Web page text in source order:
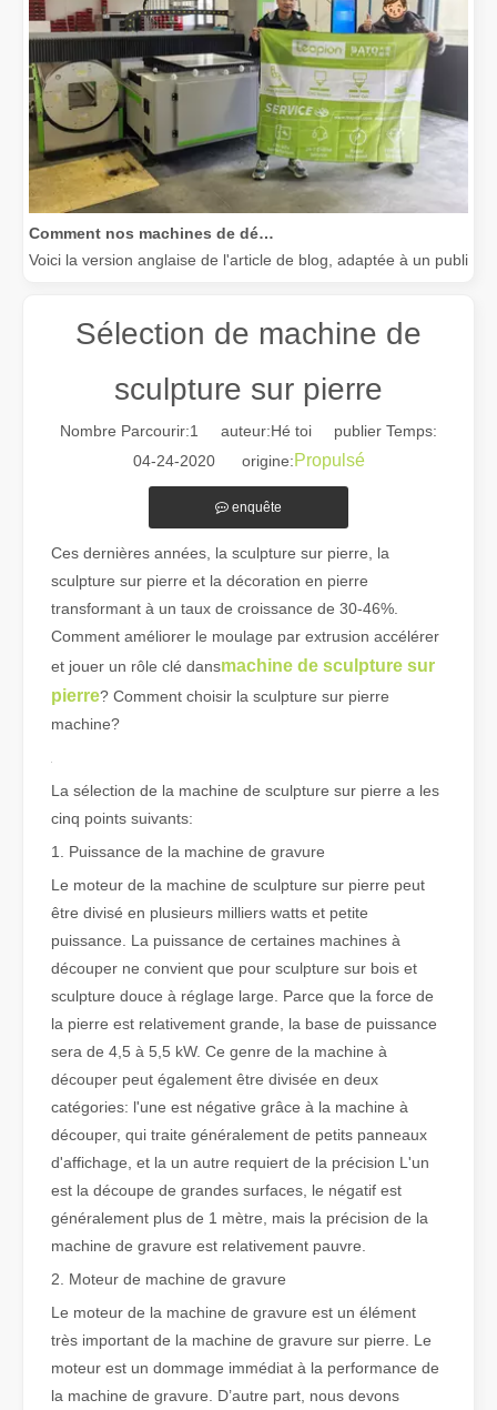
Voici la version anglaise de l'article de blog, adaptée à un public
Guide 2026 : Comment les machines de découpe de tubes au laser à fibre révolutionnent la fabrication de tuyaux
Guide 2026 : Comment les machines de découpe de tubes au
La découpe laser de tubes est une technologie clé dans une
La découpe laser du métal est une méthode de précision
Sélection de machine de
sculpture sur pierre
Nombre Parcourir:1
auteur:Hé toi publier Temps:
04-24-2020 origine:Propulsé
enquête
Ces dernières années, la sculpture sur pierre, la
sculpture sur pierre et la décoration en pierre
transformant à un taux de croissance de 30-46%.
Comment améliorer le moulage par extrusion accélérer
et jouer un rôle clé dansmachine de sculpture sur
pierre? Comment choisir la sculpture sur pierre
machine?
La sélection de la machine de sculpture sur pierre a les
cinq points suivants:
1. Puissance de la machine de gravure
Le moteur de la machine de sculpture sur pierre peut
être divisé en plusieurs milliers watts et petite
puissance. La puissance de certaines machines à
découper ne convient que pour sculpture sur bois et
sculpture douce à réglage large. Parce que la force de
la pierre est relativement grande, la base de puissance
sera de 4,5 à 5,5 kW. Ce genre de la machine à
découper peut également être divisée en deux
catégories: l'une est négative grâce à la machine à
découper, qui traite généralement de petits panneaux
d'affichage, et la un autre requiert de la précision L'un
est la découpe de grandes surfaces, le négatif est
généralement plus de 1 mètre, mais la précision de la
machine de gravure est relativement pauvre.
2. Moteur de machine de gravure
Le moteur de la machine de gravure est un élément
très important de la machine de gravure sur pierre. Le
moteur est un dommage immédiat à la performance de
la machine de gravure. D’autre part, nous devons